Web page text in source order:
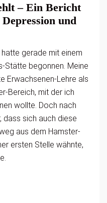
– Ein Bericht
und
gerade mit einem
Stätte begon­nen. Meine
Erwachsenen-Lehre als
Bereich, mit der ich
wollte. Doch nach
dass sich auch diese
aus dem Hamster-
ersten Stelle wähnte,